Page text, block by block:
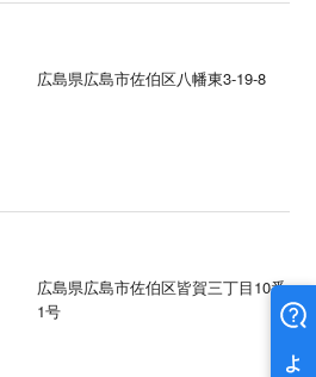
広島県広島市佐伯区八幡東3-19-8
広島県広島市佐伯区皆賀三丁目10番
1号